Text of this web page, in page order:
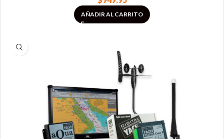
AÑADIR AL CARRITO